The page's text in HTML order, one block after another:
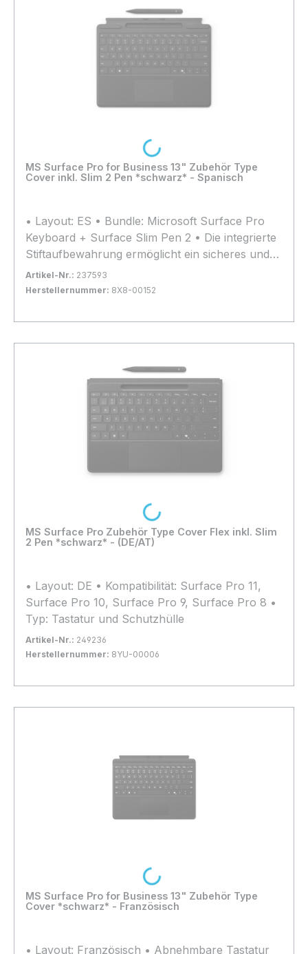
MS Surface Pro for Business 13" Zubehör Type
Cover inkl. Slim 2 Pen *schwarz* - Spanisch
• Layout: ES • Bundle: Microsoft Surface Pro
Keyboard + Surface Slim Pen 2 • Die integrierte
Stiftaufbewahrung ermöglicht ein sicheres und
einfaches Aufladen • Kompatibilität: Surface Pro
12, Surface Pro 11, Surface Pro 10, Surface Pro
Artikel-Nr.: 237593
Herstellernummer: 8X8-00152
In den Warenkorb
Loading...
MS Surface Pro Zubehör Type Cover Flex inkl. Slim
2 Pen *schwarz* - (DE/AT)
• Layout: DE • Kompatibilität: Surface Pro 11,
Surface Pro 10, Surface Pro 9, Surface Pro 8 •
Typ: Tastatur und Schutzhülle
Artikel-Nr.: 249236
Herstellernummer: 8YU-00006
In den Warenkorb
Loading...
MS Surface Pro for Business 13" Zubehör Type
Cover *schwarz* - Französisch
• Layout: Französisch • Abnehmbare Tastatur
Loading...